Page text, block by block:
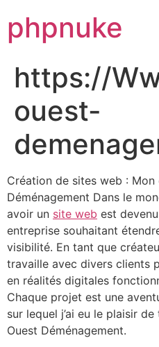
phpnuke
https://
ouest-
Création de sites web :
Déménagement Dans le
avoir un site web est
entreprise souhaitant
visibilité. En tant que
travaille avec divers clients
en réalités digitales
Chaque projet est une
sur lequel j’ai eu le plaisir
Ouest Déménagement.